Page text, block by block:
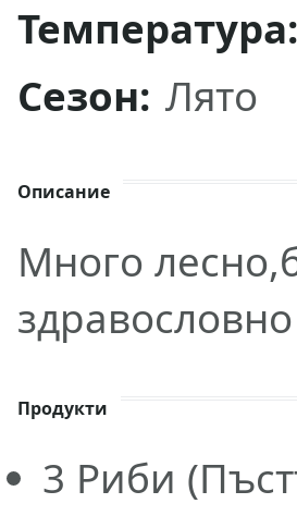
Температура:
Сезон: Лято
Описание
Много
Продукти
3 Риби